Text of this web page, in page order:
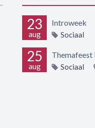
23
aug
Introweek
Sociaal
25
aug Sociaal